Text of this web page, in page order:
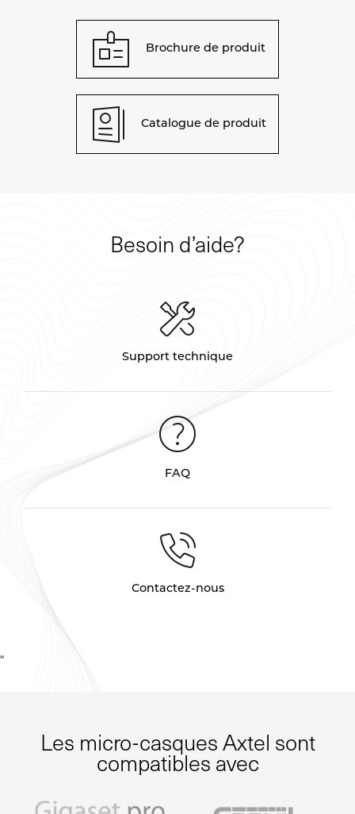
Brochure de produit
Catalogue de produit
Besoin d’aide?
Support technique
FAQ
Contactez-nous
“
Les micro-casques Axtel sont
compatibles avec